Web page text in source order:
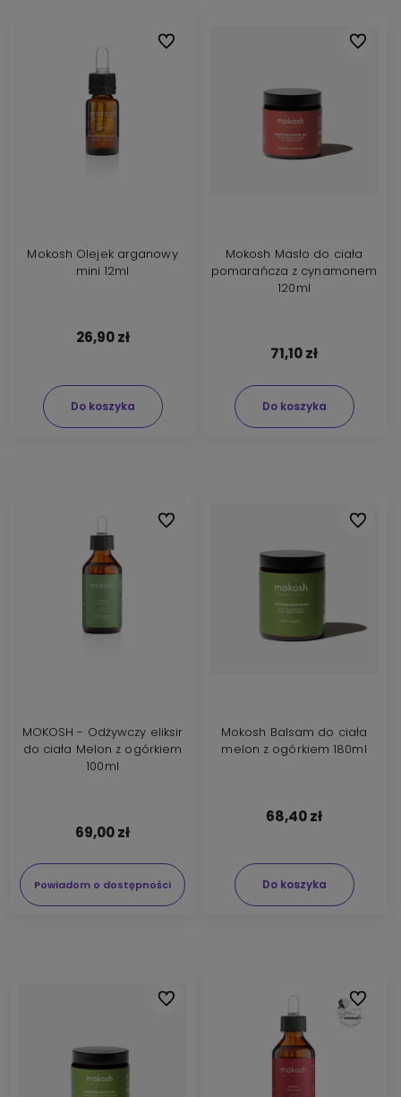
Mokosh Olejek arganowy
mini 12ml
26,90 zł
Do koszyka
Do ulubionych
Mokosh Masło do ciała
pomarańcza z cynamonem
120ml
71,10 zł
Do koszyka
Do
MOKOSH - Odżywczy eliksir
do ciała Melon z ogórkiem
100ml
69,00 zł
Powiadom o dostępności
Do ulubionych
Mokosh Balsam do ciała
melon z ogórkiem 180ml
68,40 zł
Do koszyka
Do
Do ulubionych Do